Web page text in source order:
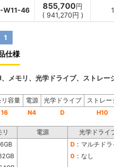
W11-46 855,700円
( 941,270円 )
1
仕様
メモリ、光学ドライブ、ストレ
リ容量 電源 光学ドライブ
ストレー
16 N4 D H10
リ 電源
光学ドライ
D ：マルチド
0 ：なし